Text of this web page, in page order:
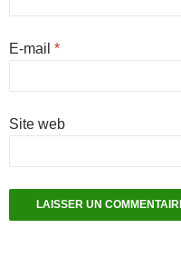
E-mail *
Site web